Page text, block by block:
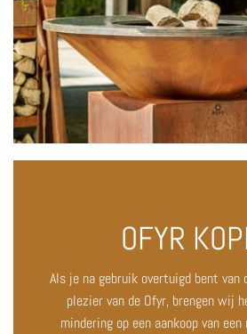
OFYR
Als je na gebruik overtuigd bent van
plezier van de Ofyr, brengen wij
mindering op een aankoop van